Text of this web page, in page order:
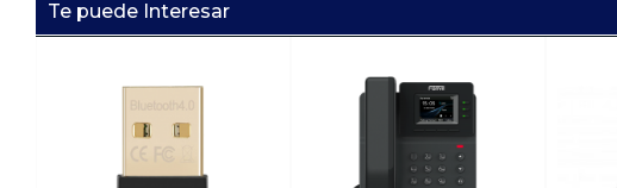
Te puede Interesar